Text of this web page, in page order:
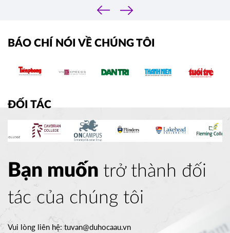
‹
›
BÁO CHÍ NÓI VỀ CHÚNG TÔI
ĐỐI TÁC
Bạn muốn trở thành đối
tác của chúng tôi
Vui lòng liên hệ:tuvan@duhocaau.vn